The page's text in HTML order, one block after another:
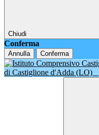
Chiudi
Conferma
Annulla Conferma
di Castiglione d'Adda (LO)